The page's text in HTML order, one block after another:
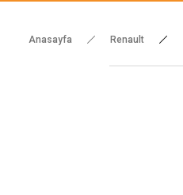
Anasayfa Renault